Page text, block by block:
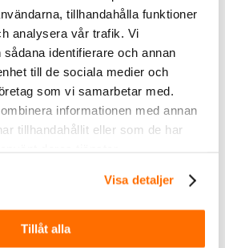
tillhandahålla funktioner
analysera vår trafik. Vi
identifierare och annan
till de sociala medier och
som vi samarbetar med.
informationen med annan
tillhandahållit eller som de har
Visa detaljer
Tillåt alla
(dvs. koppla ifrån
tills energiupptagningen
på nytt ladda batteriet till
denna punkt och framåt
att
nästan 100%